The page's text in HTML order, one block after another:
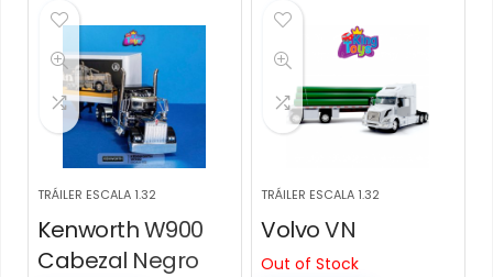
TRÁILER ESCALA 1.32
Kenworth W900
Cabezal Negro
TRÁILER ESCALA 1.32
Volvo VN
Out of Stock